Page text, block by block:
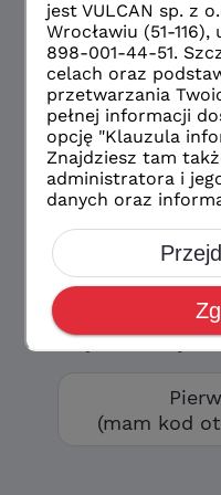
Masz już konto?
konto
zwykłe
Masz kod
swoje konto
(mam kod